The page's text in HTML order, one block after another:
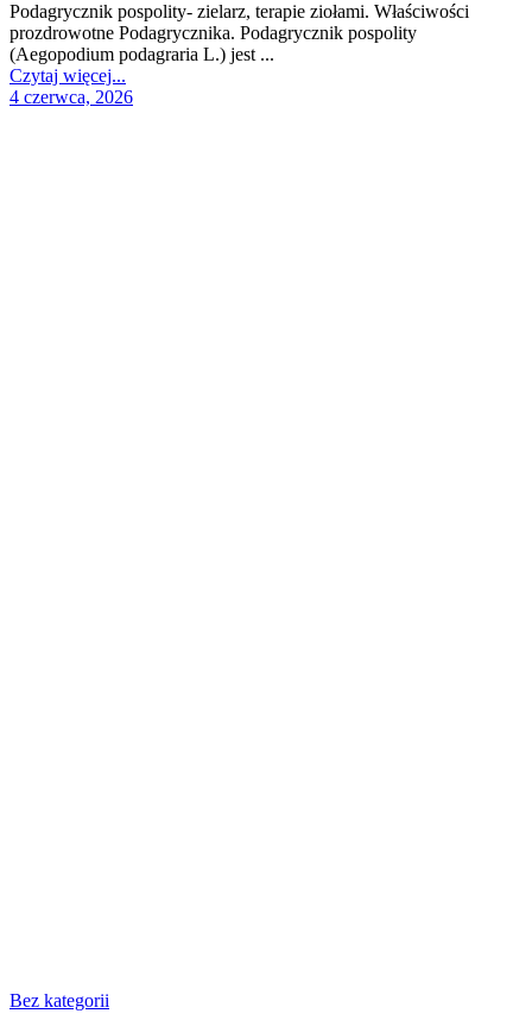
Podagrycznik pospolity- zielarz, terapie ziołami. Właściwości
prozdrowotne Podagrycznika. Podagrycznik pospolity
(Aegopodium podagraria L.) jest ...
Czytaj więcej...
4 czerwca, 2026
Bez kategorii